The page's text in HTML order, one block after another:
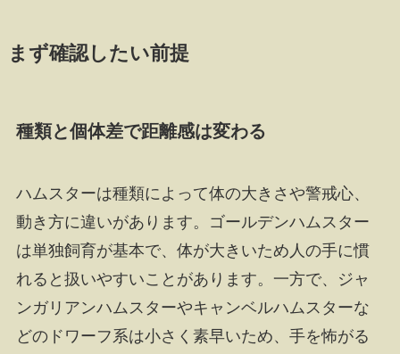
まず確認したい前提
種類と個体差で距離感は変わる
ハムスターは種類によって体の大きさや警戒心、
動き方に違いがあります。ゴールデンハムスター
は単独飼育が基本で、体が大きいため人の手に慣
れると扱いやすいことがあります。一方で、ジャ
ンガリアンハムスターやキャンベルハムスターな
どのドワーフ系は小さく素早いため、手を怖がる